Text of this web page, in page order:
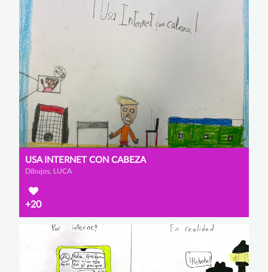
USA INTERNET CON CABEZA
Dibujos, LUCA
+20